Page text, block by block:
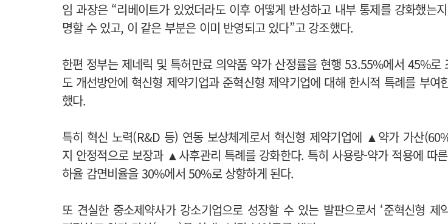
임 과장은 “리베이트가 있었더라도 이후 어떻게 반성하고 내부 통제를 강화했는
명할 수 있고, 이 같은 부분은 이미 반영되고 있다”고 강조했다.
한편 정부는 제네릭 및 특허만료 의약품 약가 산정률을 현행 53.55%에서 45%로
도 개선방안에 혁신형 제약기업과 준혁신형 제약기업에 대해 한시적 특례를 부여
했다.
특히 혁신 노력(R&D 등) 연동 보상체계로서 혁신형 제약기업에 ▲약가 가산
지 안정적으로 보장과 ▲사후관리 특례를 강화한다. 특히 사용량-약가 적용에 따
하율 감면비율을 30%에서 50%로 상향하게 된다.
또 견실한 중소제약사가 강소기업으로 성장할 수 있는 발판으로서 ‘준혁신형 제